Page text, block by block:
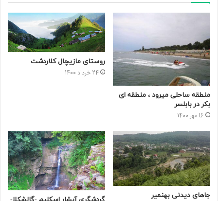
منطقه ساحلی میرود ، منطقه ای
بکر در بابلسر
16 مهر 1400
روستای مازیچال کلاردشت
24 خرداد 1400
جاهای دیدنی بهنمیر